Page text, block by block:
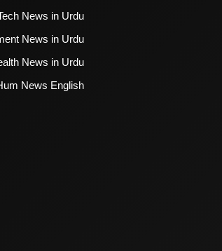
News in Urdu
News in Urdu
News in Urdu
News English